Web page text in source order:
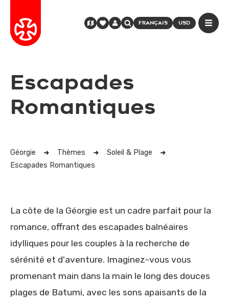
FRANÇAIS USD
Escapades
Romantiques
Géorgie Thèmes
Soleil & Plage
Escapades Romantiques
La côte de la Géorgie est un cadre parfait pour la
romance, offrant des escapades balnéaires
idylliques pour les couples à la recherche de
sérénité et d'aventure. Imaginez-vous vous
promenant main dans la main le long des douces
plages de Batumi, avec les sons apaisants de la